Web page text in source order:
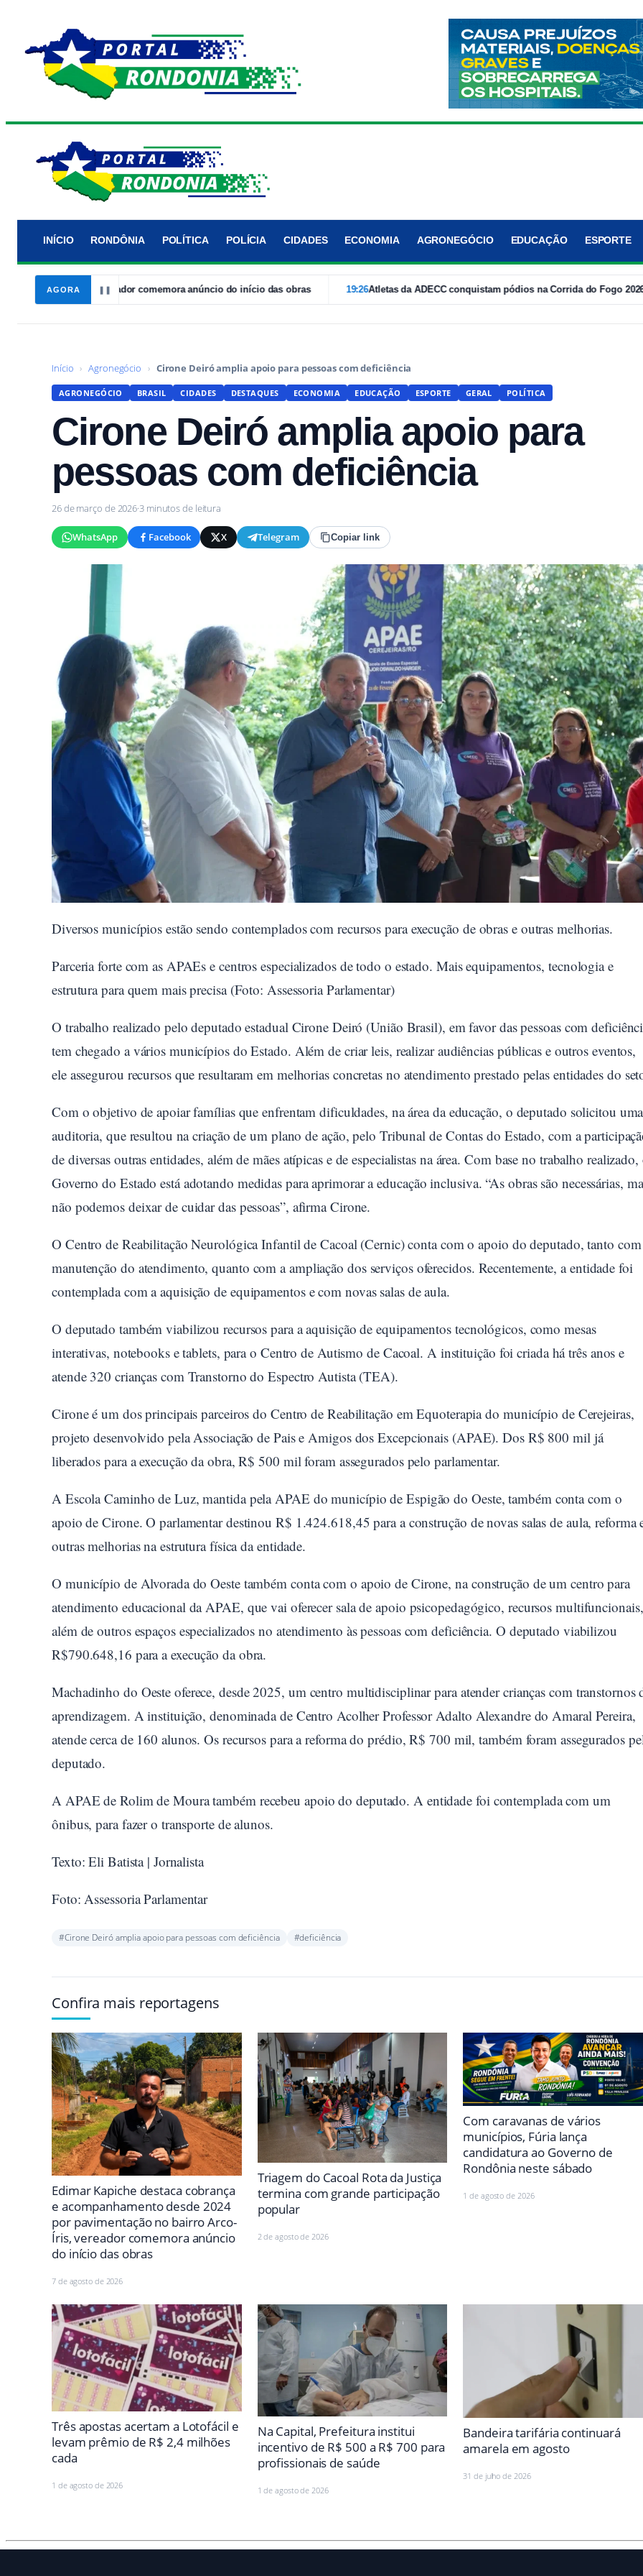
INÍCIO RONDÔNIA POLÍTICA POLÍCIA CIDADES ECONOMIA AGRONEGÓCIO EDUCAÇÃO ESPORTE
AGORA ❚❚
Arco-Íris, vereador comemora anúncio do início das obras 19:26 Atletas da ADECC conquistam pódios na Corrida do Fogo 2026, em
Início › Agronegócio › Cirone Deiró amplia apoio para pessoas com deficiência
AGRONEGÓCIO BRASIL CIDADES DESTAQUES ECONOMIA EDUCAÇÃO ESPORTE GERAL POLÍTICA
Cirone Deiró amplia apoio para
pessoas com deficiência
26 de março de 2026·3 minutos de leitura
WhatsApp Facebook X Telegram Copiar link
Diversos municípios estão sendo contemplados com recursos para execução de obras e outras melhorias.
Parceria forte com as APAEs e centros especializados de todo o estado. Mais equipamentos, tecnologia e
estrutura para quem mais precisa (Foto: Assessoria Parlamentar)
O trabalho realizado pelo deputado estadual Cirone Deiró (União Brasil), em favor das pessoas com
tem chegado a vários municípios do Estado. Além de criar leis, realizar audiências públicas e outros eventos,
ele assegurou recursos que resultaram em melhorias concretas no atendimento prestado pelas entidades do
Com o objetivo de apoiar famílias que enfrentam dificuldades, na área da educação, o deputado solicitou uma
auditoria, que resultou na criação de um plano de ação, pelo Tribunal de Contas do Estado, com a
de diversas outras entidades, além de mães atípicas e de especialistas na área. Com base no trabalho realizado,
Governo do Estado está adotando medidas para aprimorar a educação inclusiva. “As obras são necessárias,
não podemos deixar de cuidar das pessoas”, afirma Cirone.
O Centro de Reabilitação Neurológica Infantil de Cacoal (Cernic) conta com o apoio do deputado, tanto
manutenção do atendimento, quanto com a ampliação dos serviços oferecidos. Recentemente, a entidade foi
contemplada com a aquisição de equipamentos e com novas salas de aula.
O deputado também viabilizou recursos para a aquisição de equipamentos tecnológicos, como mesas
interativas, notebooks e tablets, para o Centro de Autismo de Cacoal. A instituição foi criada há três anos e
atende 320 crianças com Transtorno do Espectro Autista (TEA).
Cirone é um dos principais parceiros do Centro de Reabilitação em Equoterapia do município de Cerejeiras,
projeto desenvolvido pela Associação de Pais e Amigos dos Excepcionais (APAE). Dos R$ 800 mil já
liberados para a execução da obra, R$ 500 mil foram assegurados pelo parlamentar.
A Escola Caminho de Luz, mantida pela APAE do município de Espigão do Oeste, também conta com o
apoio de Cirone. O parlamentar destinou R$ 1.424.618,45 para a construção de novas salas de aula, reforma
outras melhorias na estrutura física da entidade.
O município de Alvorada do Oeste também conta com o apoio de Cirone, na construção de um centro para
atendimento educacional da APAE, que vai oferecer sala de apoio psicopedagógico, recursos multifuncionais,
além de outros espaços especializados no atendimento às pessoas com deficiência. O deputado viabilizou
R$790.648,16 para a execução da obra.
Machadinho do Oeste oferece, desde 2025, um centro multidisciplinar para atender crianças com transtornos
aprendizagem. A instituição, denominada de Centro Acolher Professor Adalto Alexandre do Amaral Pereira,
atende cerca de 160 alunos. Os recursos para a reforma do prédio, R$ 700 mil, também foram assegurados
deputado.
A APAE de Rolim de Moura também recebeu apoio do deputado. A entidade foi contemplada com um
ônibus, para fazer o transporte de alunos.
Texto: Eli Batista | Jornalista
Foto: Assessoria Parlamentar
#Cirone Deiró amplia apoio para pessoas com deficiência #deficiência
Confira mais reportagens
Edimar Kapiche destaca cobrança
e acompanhamento desde 2024
por pavimentação no bairro Arco-
Íris, vereador comemora anúncio
do início das obras
7 de agosto de 2026
Triagem do Cacoal Rota da Justiça
termina com grande participação
popular
2 de agosto de 2026
Com caravanas de vários
municípios, Fúria lança
candidatura ao Governo de
Rondônia neste sábado
1 de agosto de 2026
Três apostas acertam a Lotofácil e
levam prêmio de R$ 2,4 milhões
cada
1 de agosto de 2026
Na Capital, Prefeitura institui
incentivo de R$ 500 a R$ 700 para
profissionais de saúde
1 de agosto de 2026
Bandeira tarifária continuará
amarela em agosto
31 de julho de 2026